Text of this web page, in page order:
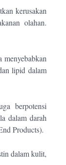
kerusakan
olahan.
lipid dalam
berpotensi
dalam darah
Products).
dalam kulit,